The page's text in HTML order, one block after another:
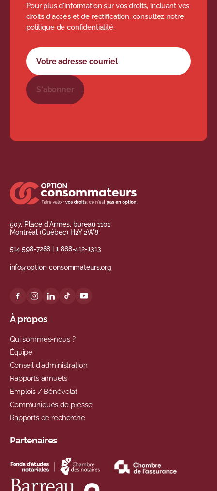
Pour plus d'information sur vos droits, incluant vos
droits d'accès et de rectification, consultez notre
politique de confidentialité.
Formulaire d'abonnement à l'infolettre
Votre adresse courriel
S'abonner
507, Place d'Armes, bureau 1101
Montréal (Québec) H2Y 2W8
514 598-7288 |1 888-412-1313
info@option-consommateurs.org
À propos
Qui sommes-nous ?
Équipe
Conseil d'administration
Rapports annuels
Emplois / Bénévolat
Communiqués de presse
Rapports de recherche
Partenaires